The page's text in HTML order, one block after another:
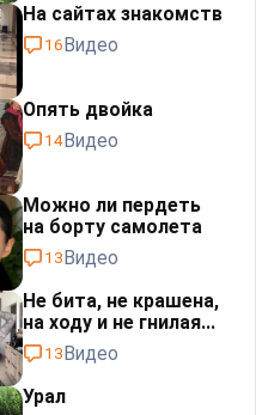
На сайтах знакомств
16Видео
Опять двойка
14Видео
Можно ли пердеть
на борту самолета
13Видео
Не бита, не крашена,
на ходу и не гнилая...
13Видео
Урал⁠⁠